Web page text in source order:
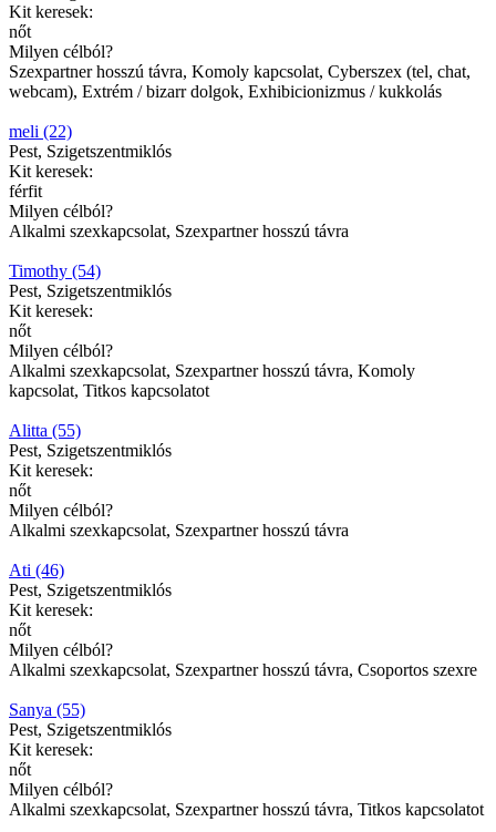
Kit keresek:
nőt
Milyen célból?
Szexpartner hosszú távra, Komoly kapcsolat, Cyberszex (tel, chat,
webcam), Extrém / bizarr dolgok, Exhibicionizmus / kukkolás
meli (22)
Pest, Szigetszentmiklós
Kit keresek:
férfit
Milyen célból?
Alkalmi szexkapcsolat, Szexpartner hosszú távra
Timothy (54)
Pest, Szigetszentmiklós
Kit keresek:
nőt
Milyen célból?
Alkalmi szexkapcsolat, Szexpartner hosszú távra, Komoly
kapcsolat, Titkos kapcsolatot
Alitta (55)
Pest, Szigetszentmiklós
Kit keresek:
nőt
Milyen célból?
Alkalmi szexkapcsolat, Szexpartner hosszú távra
Ati (46)
Pest, Szigetszentmiklós
Kit keresek:
nőt
Milyen célból?
Alkalmi szexkapcsolat, Szexpartner hosszú távra, Csoportos szexre
Sanya (55)
Pest, Szigetszentmiklós
Kit keresek:
nőt
Milyen célból?
Alkalmi szexkapcsolat, Szexpartner hosszú távra, Titkos kapcsolatot